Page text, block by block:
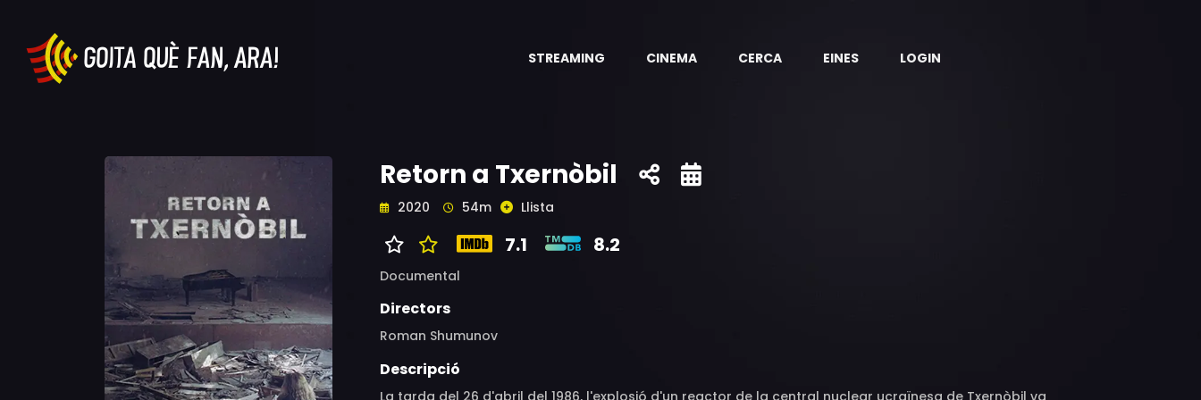
STREAMING CINEMA CERCA EINES LOGIN
Retorn a Txernòbil
2020 54m Llista
7.1 8.2
Documental
Directors
Roman Shumunov
Descripció
La tarda del 26 d'abril del 1986, l'explosió d'un reactor de la central nuclear ucraïnesa de Txernòbil va